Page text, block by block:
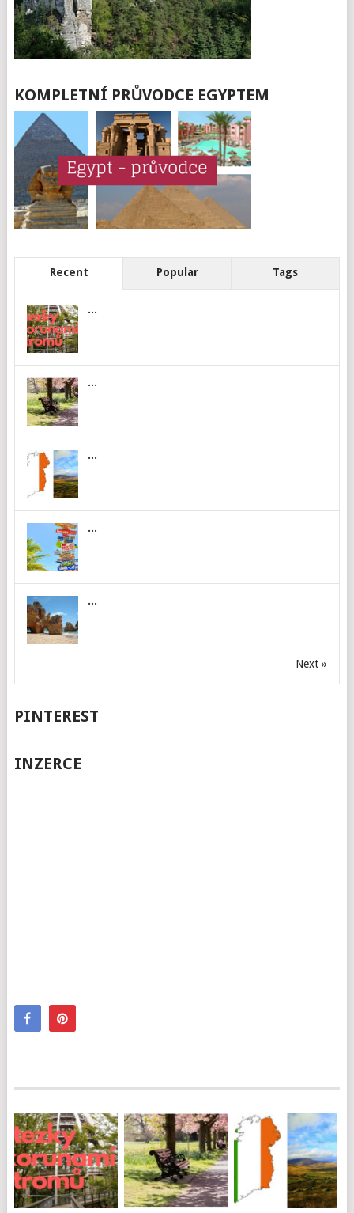
KOMPLETNÍ PRŮVODCE EGYPTEM
Recent Popular Tags
...
...
...
...
...
Next »
PINTEREST
INZERCE